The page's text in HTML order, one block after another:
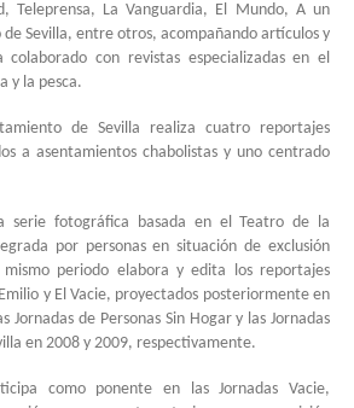
Teleprensa, La Vanguardia, El Mundo, A un
Sevilla, entre otros, acompañando artículos y
colaborado con revistas especializadas en el
y la pesca.
de Sevilla realiza cuatro reportajes
a asentamientos chabolistas y uno centrado
serie fotográfica basada en el Teatro de la
por personas en situación de exclusión
periodo elabora y edita los reportajes
y El Vacie, proyectados posteriormente en
Jornadas de Personas Sin Hogar y las Jornadas
en 2008 y 2009, respectivamente.
como ponente en las Jornadas Vacie,